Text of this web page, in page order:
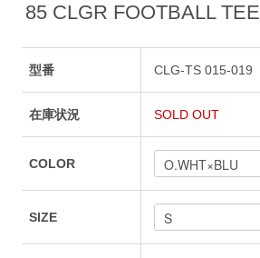
85 CLGR FOOTBALL TEE
型番 CLG-TS 015-019
在庫状況 SOLD OUT
COLOR
SIZE